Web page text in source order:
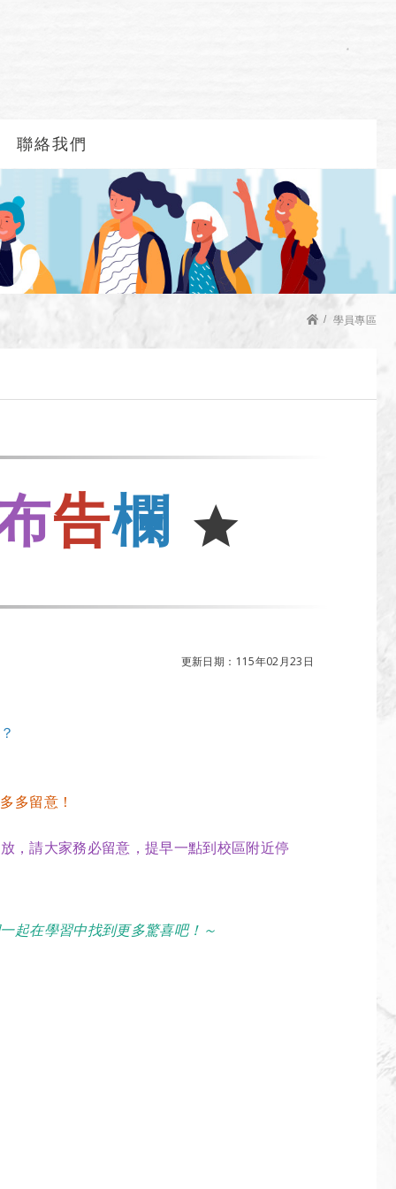
聯絡我們
學員專區
告欄
更新日期：115年02月23日
多留意！
，請大家務必留意，提早一點到校區附近停
起在學習中找到更多驚喜吧！～